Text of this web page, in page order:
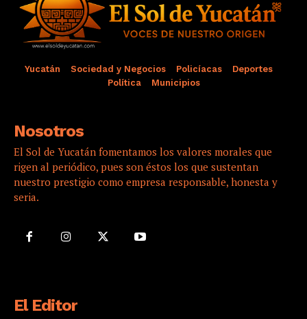
Yucatán Sociedad y Negocios Policíacas
Deportes
Política
Municipios
Nosotros
El Sol de Yucatán fomentamos los valores morales que
rigen al periódico, pues son éstos los que sustentan
nuestro prestigio como empresa responsable, honesta y
seria.
El Editor